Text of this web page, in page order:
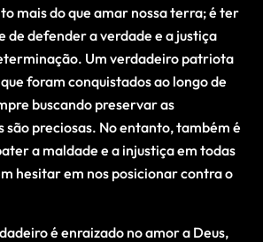
mais do que amar nossa terra; é ter
de defender a verdade e a justiça
Um verdadeiro patriota
foram conquistados ao longo de
buscando preservar as
são preciosas. No entanto, também é
a maldade e a injustiça em todas
hesitar em nos posicionar contra o
é enraizado no amor a Deus,